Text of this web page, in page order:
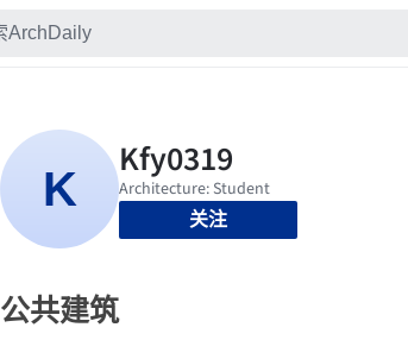
关注
公共建筑